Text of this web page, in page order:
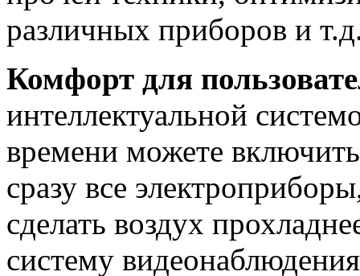
различных приборов и
Комфорт для
интеллектуальной
времени можете
сразу все
сделать воздух
систему